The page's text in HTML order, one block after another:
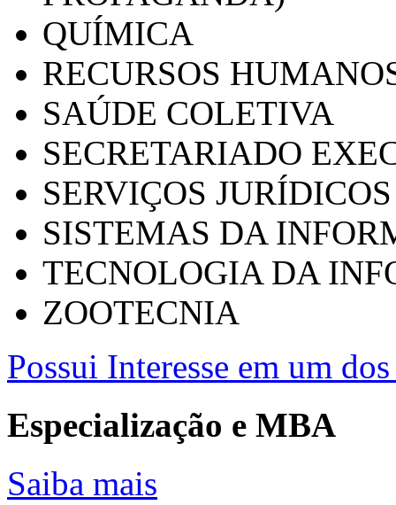
QUÍMICA
RECURSOS
SAÚDE COLETIVA
SECRETARIADO
SERVIÇOS
SISTEMAS DA
TECNOLOGIA DA
ZOOTECNIA
Possui Interesse em um
Especialização e MBA
Saiba mais